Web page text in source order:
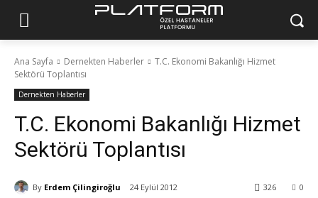
Ana Sayfa Dernekten Haberler
T.C. Ekonomi Bakanlığı Hizmet
Sektörü Toplantısı
Dernekten Haberler
T.C. Ekonomi Bakanlığı Hizmet
Sektörü Toplantısı
By Erdem Çilingiroğlu 24 Eylül 2012 0
326